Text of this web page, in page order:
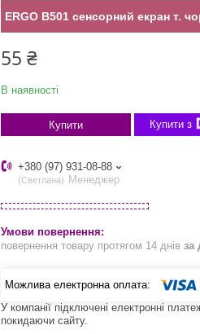
ERGO B501 сенсорний екран т.
55 ₴
В наявності
Купити Купити з
+380 (97) 931-08-88
Светлана Менеджер
повернення товару протягом 14 днів за
У компанії підключені електронні
покидаючи сайту.